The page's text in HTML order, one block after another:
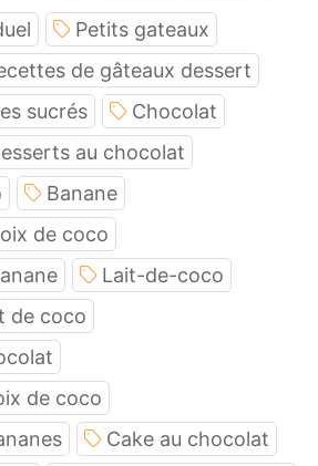
Petits gateaux
de gâteaux dessert
sucrés
Chocolat
au chocolat
Banane
de coco
Lait-de-coco
de coco
de coco
Cake au chocolat